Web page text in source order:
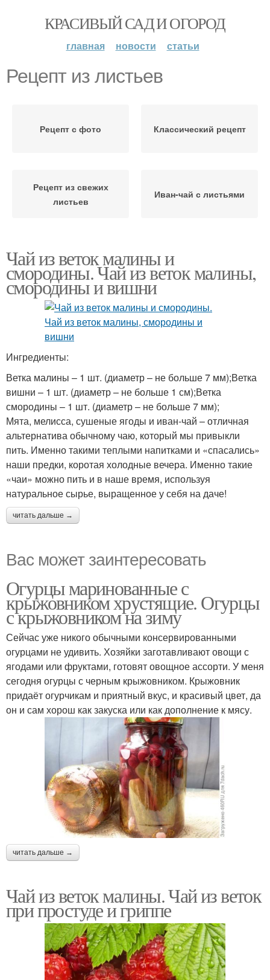
КРАСИВЫЙ САД И ОГОРОД
главная новости статьи
Рецепт из листьев
Рецепт с фото Классический рецепт
Рецепт из свежих
листьев
Иван-чай с листьями
Чай из веток малины и
смородины. Чай из веток малины,
смородины и вишни
Ингредиенты:
Ветка малины – 1 шт. (диаметр – не больше 7 мм);Ветка
вишни – 1 шт. (диаметр – не больше 1 см);Ветка
смородины – 1 шт. (диаметр – не больше 7 мм);
Мята, мелисса, сушеные ягоды и иван-чай – отличная
альтернатива обычному чаю, который мы привыкли
пить. Именно такими теплыми напитками и «спасались»
наши предки, коротая холодные вечера. Именно такие
«чаи» можно пить и в наше время, используя
натуральное сырье, выращенное у себя на даче!
читать дальше →
Вас может заинтересовать
Огурцы маринованные с
крыжовником хрустящие. Огурцы
с крыжовником на зиму
Сейчас уже никого обычными консервированными
огурцами не удивить. Хозяйки заготавливают овощи с
ягодами или фруктами, готовят овощное ассорти. У меня
сегодня огурцы с черным крыжовником. Крыжовник
придаёт огурчикам и приятный вкус, и красивый цвет, да
он и сам хорош как закуска или как дополнение к мясу.
читать дальше →
Чай из веток малины. Чай из веток
при простуде и гриппе